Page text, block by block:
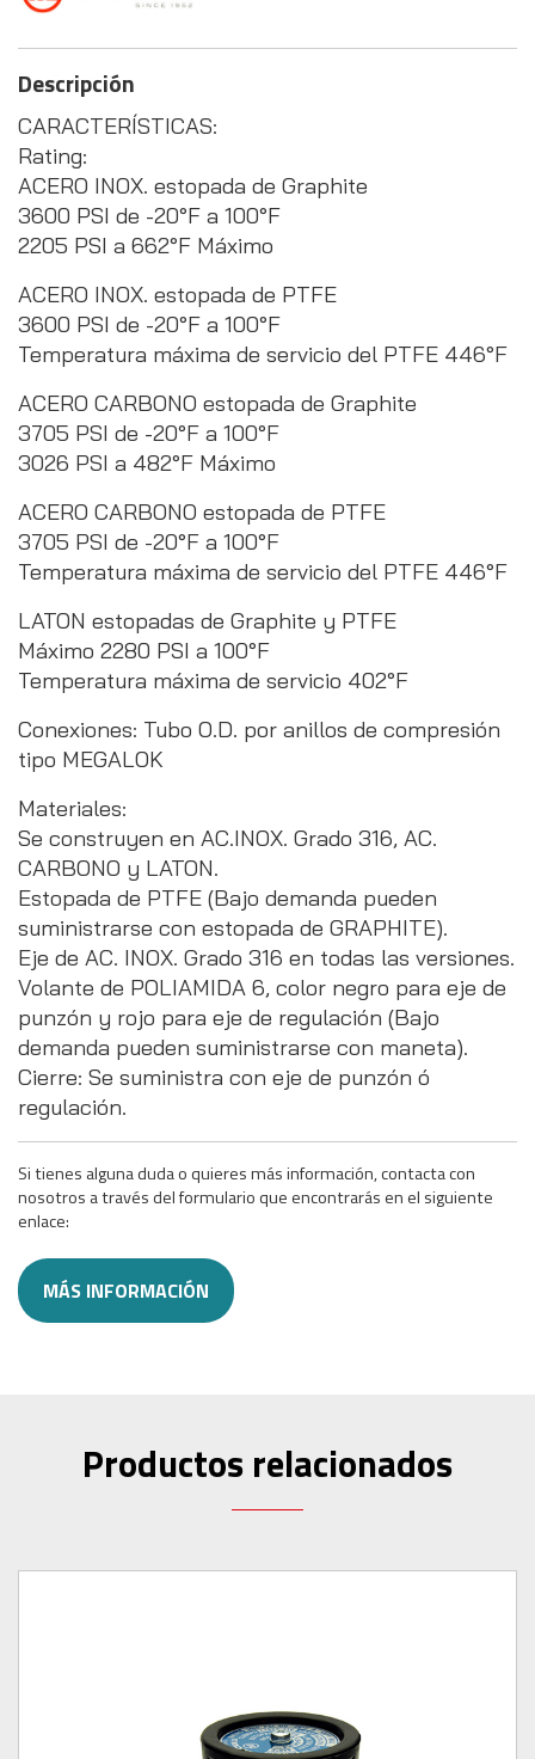
Descripción
CARACTERÍSTICAS:
Rating:
ACERO INOX. estopada de Graphite
3600 PSI de -20°F a 100°F
2205 PSI a 662°F Máximo
ACERO INOX. estopada de PTFE
3600 PSI de -20°F a 100°F
Temperatura máxima de servicio del PTFE 446°F
ACERO CARBONO estopada de Graphite
3705 PSI de -20°F a 100°F
3026 PSI a 482°F Máximo
ACERO CARBONO estopada de PTFE
3705 PSI de -20°F a 100°F
Temperatura máxima de servicio del PTFE 446°F
LATON estopadas de Graphite y PTFE
Máximo 2280 PSI a 100°F
Temperatura máxima de servicio 402°F
Conexiones: Tubo O.D. por anillos de compresión
tipo MEGALOK
Materiales:
Se construyen en AC.INOX. Grado 316, AC.
CARBONO y LATON.
Estopada de PTFE (Bajo demanda pueden
suministrarse con estopada de GRAPHITE).
Eje de AC. INOX. Grado 316 en todas las versiones.
Volante de POLIAMIDA 6, color negro para eje de
punzón y rojo para eje de regulación (Bajo
demanda pueden suministrarse con maneta).
Cierre: Se suministra con eje de punzón ó
regulación.
Si tienes alguna duda o quieres más información, contacta con
nosotros a través del formulario que encontrarás en el siguiente
enlace:
MÁS INFORMACIÓN
Productos relacionados